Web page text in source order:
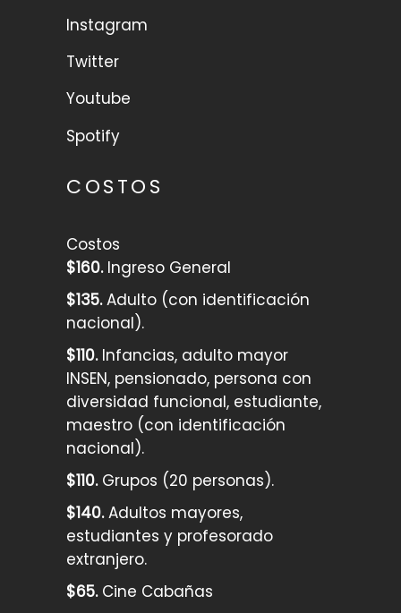
Instagram
Twitter
Youtube
Spotify
COSTOS
Costos
$160.Ingreso General
$135.Adulto (con identificación
nacional).
$110.Infancias, adulto mayor
INSEN, pensionado, persona con
diversidad funcional, estudiante,
maestro (con identificación
nacional).
$110.Grupos (20 personas).
$140.Adultos mayores,
estudiantes y profesorado
extranjero.
$65.Cine Cabañas